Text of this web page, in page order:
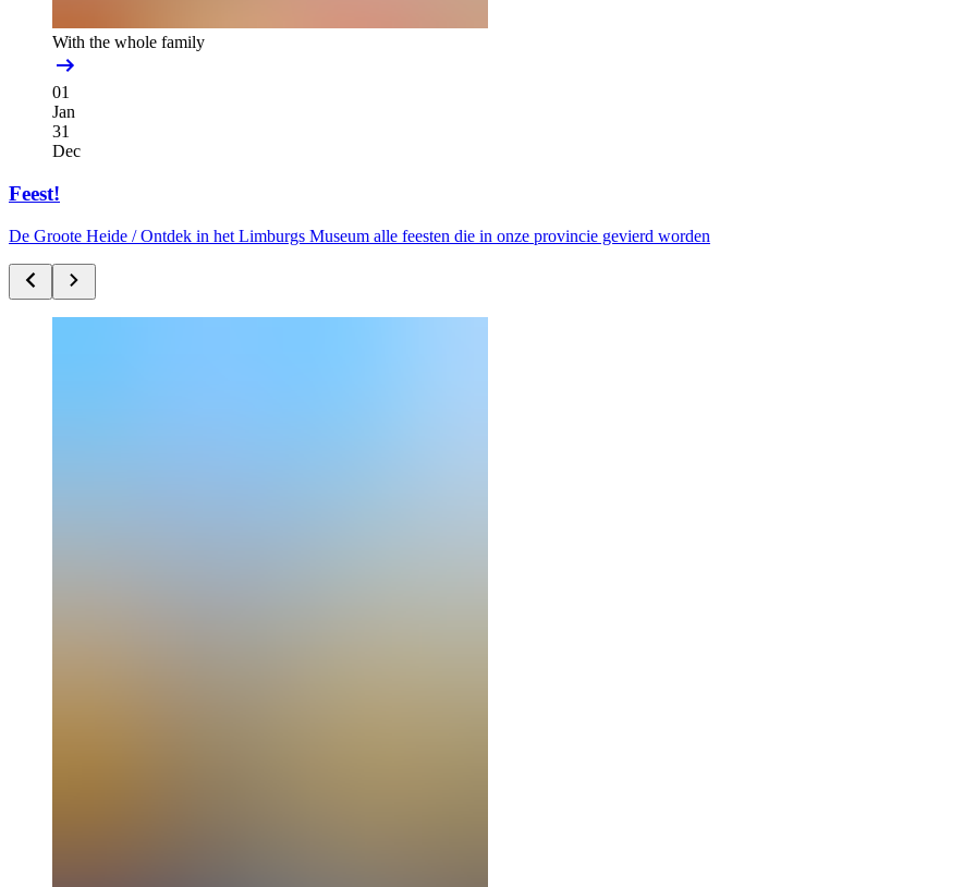
With the whole family
01
Jan
31
Dec
Feest!
De Groote Heide /Ontdek in het Limburgs Museum alle feesten die in onze provincie gevierd worden